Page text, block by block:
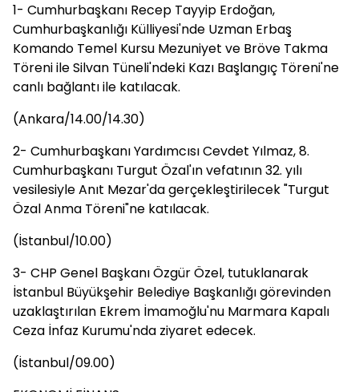
1- Cumhurbaşkanı Recep Tayyip Erdoğan,
Cumhurbaşkanlığı Külliyesi'nde Uzman Erbaş
Komando Temel Kursu Mezuniyet ve Bröve Takma
Töreni ile Silvan Tüneli'ndeki Kazı Başlangıç Töreni'ne
canlı bağlantı ile katılacak.
(Ankara/14.00/14.30)
2- Cumhurbaşkanı Yardımcısı Cevdet Yılmaz, 8.
Cumhurbaşkanı Turgut Özal'ın vefatının 32. yılı
vesilesiyle Anıt Mezar'da gerçekleştirilecek "Turgut
Özal Anma Töreni"ne katılacak.
(İstanbul/10.00)
3- CHP Genel Başkanı Özgür Özel, tutuklanarak
İstanbul Büyükşehir Belediye Başkanlığı görevinden
uzaklaştırılan Ekrem İmamoğlu'nu Marmara Kapalı
Ceza İnfaz Kurumu'nda ziyaret edecek.
(İstanbul/09.00)